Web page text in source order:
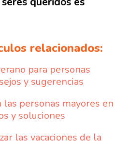
relacionados:
para personas
y sugerencias
las personas mayores en
y soluciones
las vacaciones de la